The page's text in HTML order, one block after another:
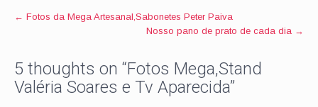
Post
← Fotos da Mega Artesanal,Sabonetes Peter Paiva
Nosso pano de prato de cada dia →
5 thoughts on “Fotos Mega,Stand
Valéria Soares e Tv Aparecida”